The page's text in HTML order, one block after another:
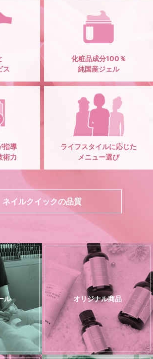
ス
化粧品成分100％
純国産ジェル
指導
術力
ライフスタイルに応じた
メニュー選び
ネイルクイックの品質
ル オリジナル商品